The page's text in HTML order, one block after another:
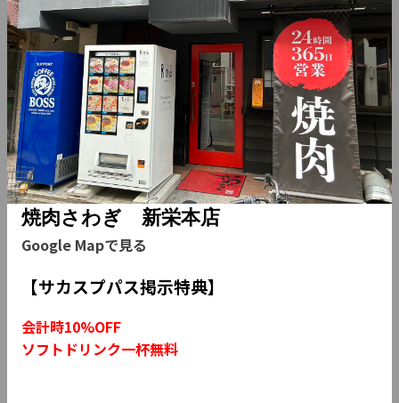
AE 藤一番新栄店 AF 焼肉さわぎ 新栄本店
AG焼肉さわぎ 錦店 AHロックバー ロックモ
牛岡牛介 AJ 猫カフェMOCHA名古屋
栄店
AK お肉食堂 にくきゅう AL 邦ロックバー Hang
out
AM
Noodle Atelier 有象無象-
uzomuzo-
AO善左衛門咖喙 AP
AQライブバーBrushup
焼肉さわぎ 新栄本店
Google Mapで見る
【サカスプパス掲示特典】
会計時10%OFF
ソフトドリンク一杯無料